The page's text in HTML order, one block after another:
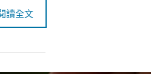
讀全文